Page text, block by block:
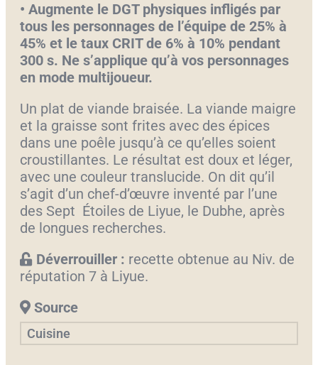
• Augmente le DGT physiques infligés par
tous les personnages de l’équipe de 25% à
45% et le taux CRIT de 6% à 10% pendant
300 s. Ne s’applique qu’à vos personnages
en mode multijoueur.
Un plat de viande braisée. La viande maigre
et la graisse sont frites avec des épices
dans une poêle jusqu’à ce qu’elles soient
croustillantes. Le résultat est doux et léger,
avec une couleur translucide. On dit qu’il
s’agit d’un chef-d’œuvre inventé par l’une
des Sept Étoiles de Liyue, le Dubhe, après
de longues recherches.
Déverrouiller : recette obtenue au Niv. de
réputation 7 à Liyue.
Source
Cuisine